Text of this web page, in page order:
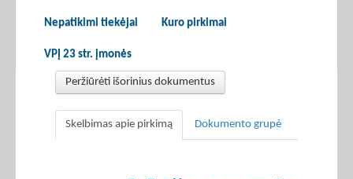
Nepatikimi tiekėjai Kuro pirkimai
VPĮ 23 str. įmonės
Peržiūrėti išorinius dokumentus
Skelbimas apie pirkimą Dokumento grupė